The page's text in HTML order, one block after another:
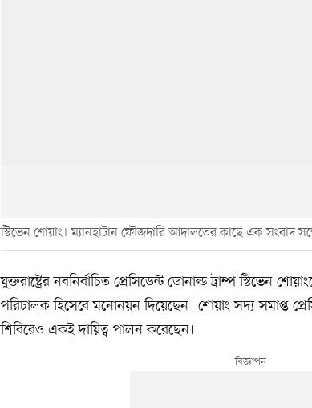
স্টিভেন শোয়াং। ম্যানহাটান ফৌজদারি আদালতের কাছে এক সংবাদ
যুক্তরাষ্ট্রের নবনির্বাচিত প্রেসিডেন্ট ডোনাল্ড ট্রাম্প স্টিভেন
পরিচালক হিসেবে মনোনয়ন দিয়েছেন। শোয়াং সদ্য সমাপ্ত
শিবিরেও একই দায়িত্ব পালন করেছেন।